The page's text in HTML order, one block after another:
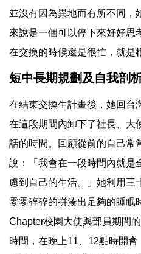
並沒有因為異地而有所不同，
來說是一個可以停下來好好思
在交換的時候還是很忙，就是
短中長期規劃及自我剖
在結束交換生計畫後，她回台
在這段期間內卸下了社長、大
話的時間。回顧從前的自己常
說：「我會在一段時間內就是
慮到自己的生活。」她利用三
零零碎碎的拼湊出足夠的睡眠
Chapter校園大使與部員期間
時間，在晚上11、12點時開